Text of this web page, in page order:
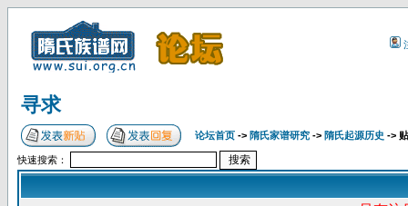
寻求
论坛首页 -> 隋氏家谱研究 -> 隋氏起源历史 ->
快速搜索：